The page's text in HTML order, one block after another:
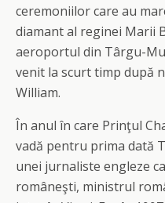
ceremoniilor care au
diamant al reginei Marii
aeroportul din Târgu-
venit la scurt timp după
William.
În anul în care Prinţul
vadă pentru prima dată
unei jurnaliste engleze
româneşti, ministrul